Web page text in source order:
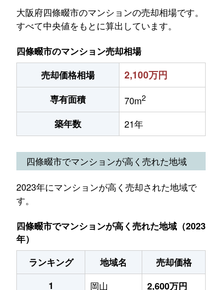
大阪府四條畷市のマンションの売却相場です。
すべて中央値をもとに算出しています。
四條畷市のマンション売却相場
売却価格相場
2,100万円
専有面積 70m2
築年数 21年
四條畷市でマンションが高く売れた地域
2023年にマンションが高く売却された地域で
す。
四條畷市でマンションが高く売れた地域（2023
年）
ランキング
地域名
売却価格
1
岡山
2,600万円